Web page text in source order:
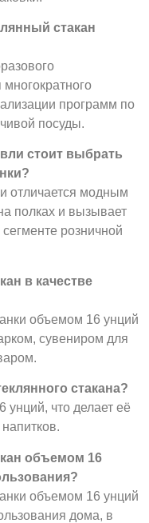
стакан
программ по
посуды.
стоит выбрать
отличается модным
полках и вызывает
розничной
в качестве
объемом 16 унций
сувениром для
стакана?
унций, что делает её
объемом 16
объемом 16 унций
дома, в